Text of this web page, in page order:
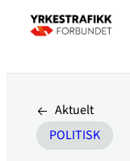
Aktuelt
POLITISK